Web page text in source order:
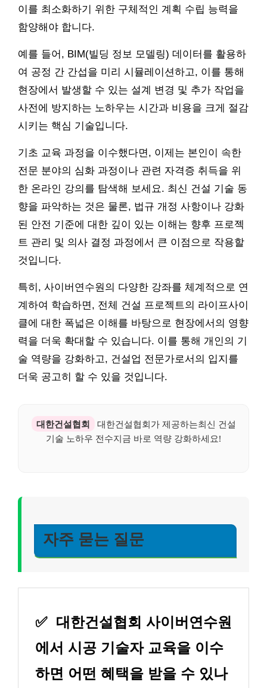
이를 최소화하기 위한 구체적인 계획 수립 능력을
함양해야 합니다.
예를 들어, BIM(빌딩 정보 모델링) 데이터를 활용하
여 공정 간 간섭을 미리 시뮬레이션하고, 이를 통해
현장에서 발생할 수 있는 설계 변경 및 추가 작업을
사전에 방지하는 노하우는 시간과 비용을 크게 절감
시키는 핵심 기술입니다.
기초 교육 과정을 이수했다면, 이제는 본인이 속한
전문 분야의 심화 과정이나 관련 자격증 취득을 위
한 온라인 강의를 탐색해 보세요. 최신 건설 기술 동
향을 파악하는 것은 물론, 법규 개정 사항이나 강화
된 안전 기준에 대한 깊이 있는 이해는 향후 프로젝
트 관리 및 의사 결정 과정에서 큰 이점으로 작용할
것입니다.
특히, 사이버연수원의 다양한 강좌를 체계적으로 연
계하여 학습하면, 전체 건설 프로젝트의 라이프사이
클에 대한 폭넓은 이해를 바탕으로 현장에서의 영향
력을 더욱 확대할 수 있습니다. 이를 통해 개인의 기
술 역량을 강화하고, 건설업 전문가로서의 입지를
더욱 공고히 할 수 있을 것입니다.
대한건설협회
대한건설협회가 제공하는최신 건설
기술 노하우 전수지금 바로 역량 강화하세요!
자주 묻는 질문
✅ 대한건설협회 사이버연수원
에서 시공 기술자 교육을 이수
하면 어떤 혜택을 받을 수 있나